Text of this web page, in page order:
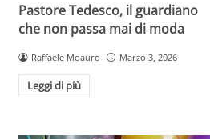
Pastore Tedesco, il guardiano
che non passa mai di moda
Raffaele Moauro Marzo 3, 2026
Leggi di più